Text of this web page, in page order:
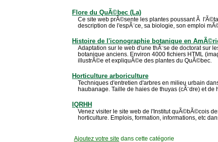
Flore du QuÃ©bec (La)
Ce site web prÃ©sente les plantes poussant Ã
description de l'espÃ¨ce, sa biologie, son emploi
Histoire de l'iconographie botanique en
Adaptation sur le web d'une thÃ¨se de doctorat sur
botanique anciens. Environ 4000 fichiers HTML
illustrÃ©e et expliquÃ©e des plantes du QuÃ©bec.
Horticulture arboriculture
Techniques d'entretien d'arbres en milieu urbain
haubanage. Taille de haies de thuyas (cÃ¨dre) et de
IQRHH
Venez visiter le site web de l'Institut quÃ©bÃ©cois
horticulture. Emplois, formation, informations, etc
Ajoutez votre site dans cette catégorie